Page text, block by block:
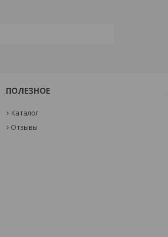
ПОЛЕЗНОЕ
Каталог
Отзывы